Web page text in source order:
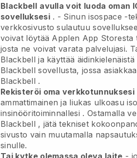
Blackbell avulla voit luoda oman
sovelluksesi. - Sinun isospace -
verkkosivusto sulautuu
voivat löytää Applen App Storesta
josta ne voivat varata palvelujasi.
Blackbell ja käyttää
Blackbell sovellusta, jossa
Blackbell .
Rekisteröi oma verkkotunnuksesi
ammattimainen ja liukas ulkoasu
insinööritoiminnallesi . Ostamalla
Blackbell , jätä tekniset
sivusto vain muutamalla
sinulle.
Tai kytke olemassa oleva laite -